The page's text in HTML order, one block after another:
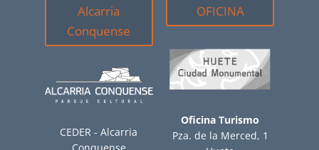
Alcarria
Conquense
CEDER - Alcarria
OFICINA
Oficina Turismo
Pza. de la Merced, 1